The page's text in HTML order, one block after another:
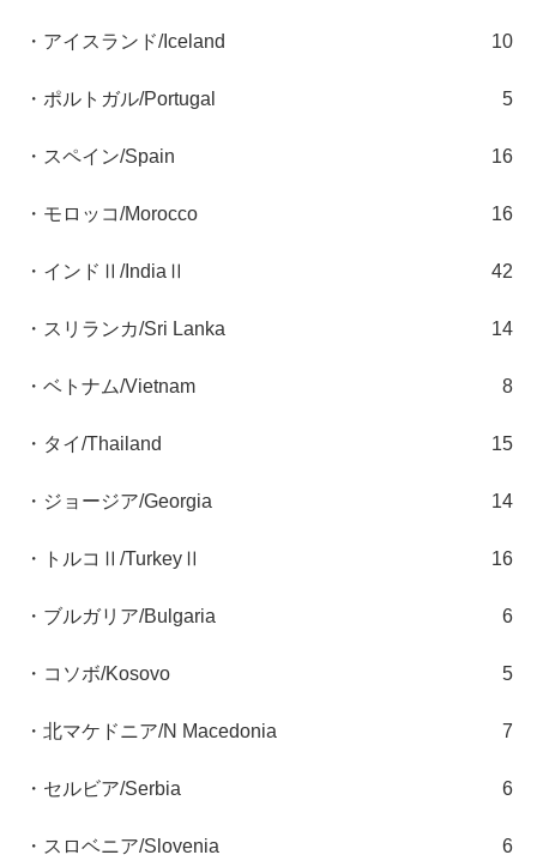
・アイスランド/Iceland 10
・ポルトガル/Portugal 5
・スペイン/Spain 16
・モロッコ/Morocco 16
・インドⅡ/IndiaⅡ 42
・スリランカ/Sri Lanka 14
・ベトナム/Vietnam 8
・タイ/Thailand 15
・ジョージア/Georgia 14
・トルコⅡ/TurkeyⅡ 16
・ブルガリア/Bulgaria 6
・コソボ/Kosovo 5
・北マケドニア/N Macedonia 7
・セルビア/Serbia 6
・スロベニア/Slovenia 6